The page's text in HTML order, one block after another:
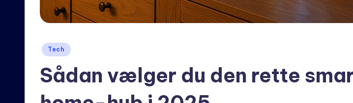
Posted
Tech
Sådan vælger du den rette